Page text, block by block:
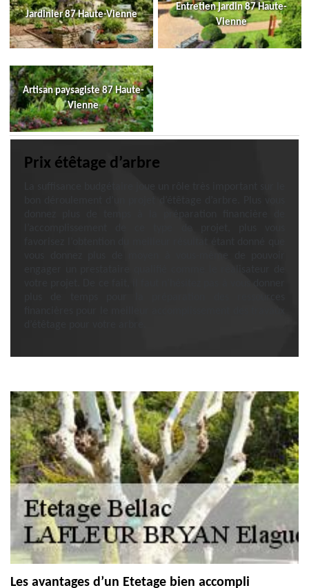
Jardinier 87 Haute-Vienne
Entretien jardin 87 Haute-
Vienne
Artisan paysagiste 87 Haute-
Vienne
Prix étêtage d’arbre
Les avantages d’un Etetage bien accompli